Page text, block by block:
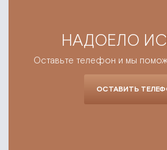
НАДОЕЛО
Оставьте телефон и мы
ОСТАВИТЬ